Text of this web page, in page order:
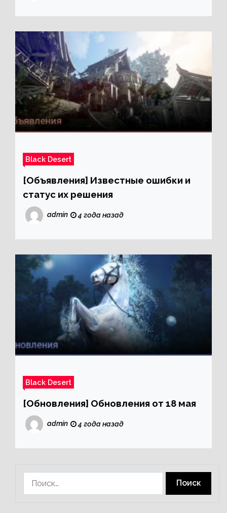
Black Desert
[Объявления] Известные ошибки и
статус их решения
admin 4 года назад
Black Desert
[Обновления] Обновления от 18 мая
admin 4 года назад